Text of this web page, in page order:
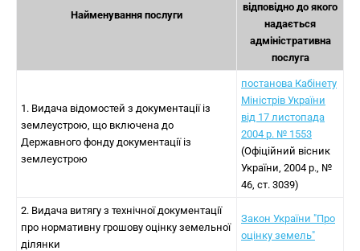
Найменування послуги
відповідно до якого
надається
адміністративна
послуга
1. Видача відомостей з документації із
землеустрою, що включена до
Державного фонду документації із
землеустрою
постанова Кабінету
Міністрів України
від 17 листопада
2004 р. № 1553
(Офіційний вісник
України, 2004 р., №
46, ст. 3039)
2. Видача витягу з технічної документації
про нормативну грошову оцінку земельної
ділянки
Закон України "Про
оцінку земель"